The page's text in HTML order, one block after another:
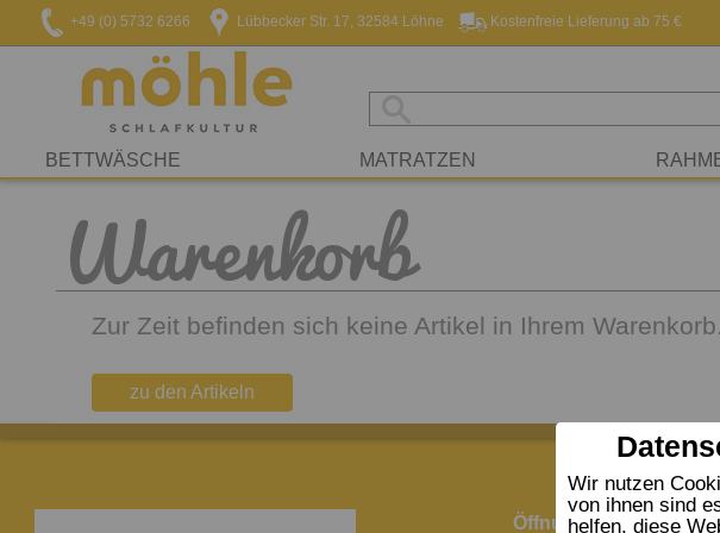
+49 (0) 5732 6266 Lübbecker Str. 17, 32584 Löhne Kostenfreie Lieferung ab 75 €
BETTWÄSCHE MATRATZEN
Warenkorb
Zur Zeit befinden sich keine Artikel in Ihrem Warenkorb.
zu den Artikeln
Öffnungszeiten:
Wir nutzen
von ihnen sind
helfen, diese